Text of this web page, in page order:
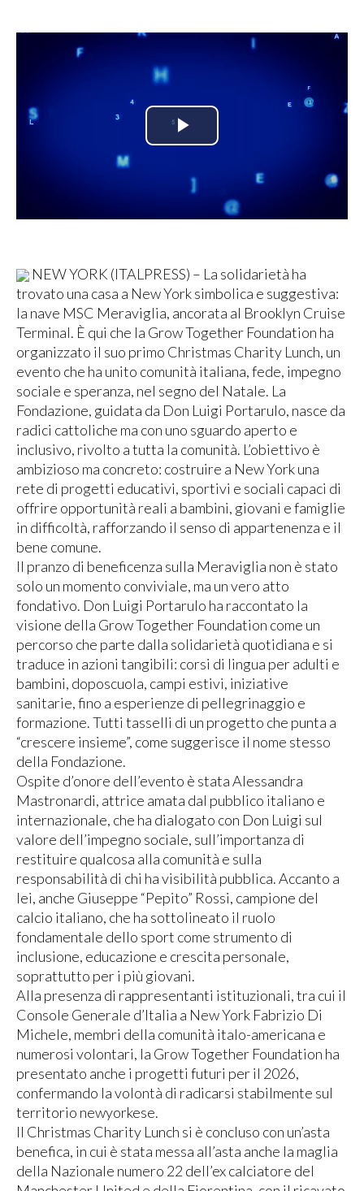
Play
Video
NEW YORK (ITALPRESS) – La solidarietà ha
trovato una casa a New York simbolica e suggestiva:
la nave MSC Meraviglia, ancorata al Brooklyn Cruise
Terminal. È qui che la Grow Together Foundation ha
organizzato il suo primo Christmas Charity Lunch, un
evento che ha unito comunità italiana, fede, impegno
sociale e speranza, nel segno del Natale. La
Fondazione, guidata da Don Luigi Portarulo, nasce da
radici cattoliche ma con uno sguardo aperto e
inclusivo, rivolto a tutta la comunità. L’obiettivo è
ambizioso ma concreto: costruire a New York una
rete di progetti educativi, sportivi e sociali capaci di
offrire opportunità reali a bambini, giovani e famiglie
in difficoltà, rafforzando il senso di appartenenza e il
bene comune.
Il pranzo di beneficenza sulla Meraviglia non è stato
solo un momento conviviale, ma un vero atto
fondativo. Don Luigi Portarulo ha raccontato la
visione della Grow Together Foundation come un
percorso che parte dalla solidarietà quotidiana e si
traduce in azioni tangibili: corsi di lingua per adulti e
bambini, doposcuola, campi estivi, iniziative
sanitarie, fino a esperienze di pellegrinaggio e
formazione. Tutti tasselli di un progetto che punta a
“crescere insieme”, come suggerisce il nome stesso
della Fondazione.
Ospite d’onore dell’evento è stata Alessandra
Mastronardi, attrice amata dal pubblico italiano e
internazionale, che ha dialogato con Don Luigi sul
valore dell’impegno sociale, sull’importanza di
restituire qualcosa alla comunità e sulla
responsabilità di chi ha visibilità pubblica. Accanto a
lei, anche Giuseppe “Pepito” Rossi, campione del
calcio italiano, che ha sottolineato il ruolo
fondamentale dello sport come strumento di
inclusione, educazione e crescita personale,
soprattutto per i più giovani.
Alla presenza di rappresentanti istituzionali, tra cui il
Console Generale d’Italia a New York Fabrizio Di
Michele, membri della comunità italo-americana e
numerosi volontari, la Grow Together Foundation ha
presentato anche i progetti futuri per il 2026,
confermando la volontà di radicarsi stabilmente sul
territorio newyorkese.
Il Christmas Charity Lunch si è concluso con un’asta
benefica, in cui è stata messa all’asta anche la maglia
della Nazionale numero 22 dell’ex calciatore del